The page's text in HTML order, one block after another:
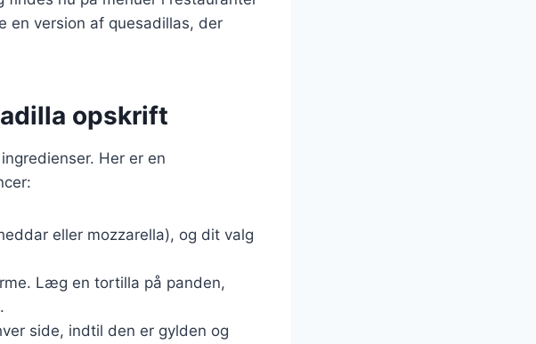
en version af quesadillas, der
opskrift
Her er en
eller mozzarella), og dit valg
Læg en tortilla på panden,
side, indtil den er gylden og